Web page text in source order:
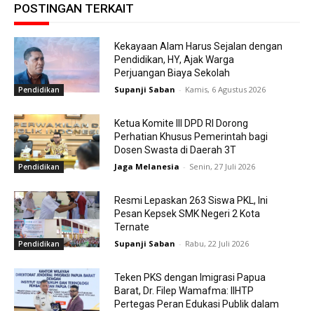
POSTINGAN TERKAIT
Pendidikan
Kekayaan Alam Harus Sejalan dengan
Pendidikan, HY, Ajak Warga
Perjuangan Biaya Sekolah
Supanji Saban - Kamis, 6 Agustus 2026
Pendidikan
Ketua Komite III DPD RI Dorong
Perhatian Khusus Pemerintah bagi
Dosen Swasta di Daerah 3T
Jaga Melanesia - Senin, 27 Juli 2026
Pendidikan
Resmi Lepaskan 263 Siswa PKL, Ini
Pesan Kepsek SMK Negeri 2 Kota
Ternate
Supanji Saban - Rabu, 22 Juli 2026
Teken PKS dengan Imigrasi Papua
Barat, Dr. Filep Wamafma: IIHTP
Pertegas Peran Edukasi Publik dalam